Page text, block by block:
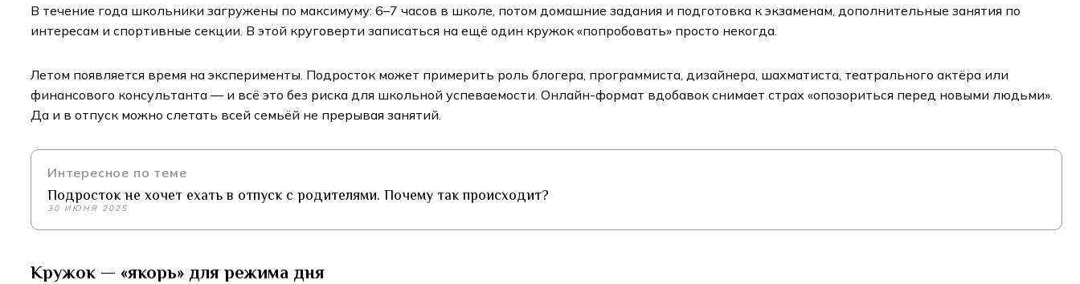
В течение года школьники загружены по максимуму: 6–7 часов в школе, потом домашние задания и подготовка к экзаменам, дополнительные занятия по
интересам и спортивные секции. В этой круговерти записаться на ещё один кружок «попробовать» просто некогда.
Летом появляется время на эксперименты. Подросток может примерить роль блогера, программиста, дизайнера, шахматиста, театрального актёра или
финансового консультанта — и всё это без риска для школьной успеваемости. Онлайн-формат вдобавок снимает страх «опозориться перед новыми людьми».
Да и в отпуск можно слетать всей семьёй не прерывая занятий.
Интересное по теме
Подросток не хочет ехать в отпуск с родителями. Почему так происходит?
30 ИЮНЯ 2025
Кружок — «якорь» для режима дня